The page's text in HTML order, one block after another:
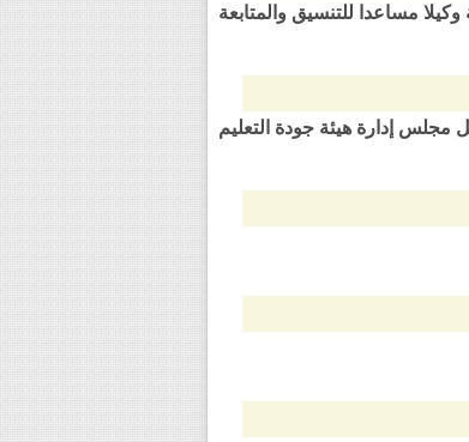
خليفة وكيلا مساعدا للتنسيق والمتابعة
مرسوم رقم (81) لسنة 2022 بإعادة تشكيل مجلس إدارة هيئة جودة التعليم